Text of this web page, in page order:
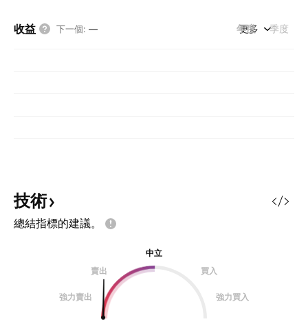
收益 下一個: — 年度 季度
更多
技術
總結指標的建議。
中立
賣出
買入
強力賣出 強力買入